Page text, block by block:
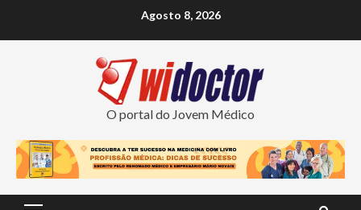
Agosto 8, 2026
O portal do Jovem Médico